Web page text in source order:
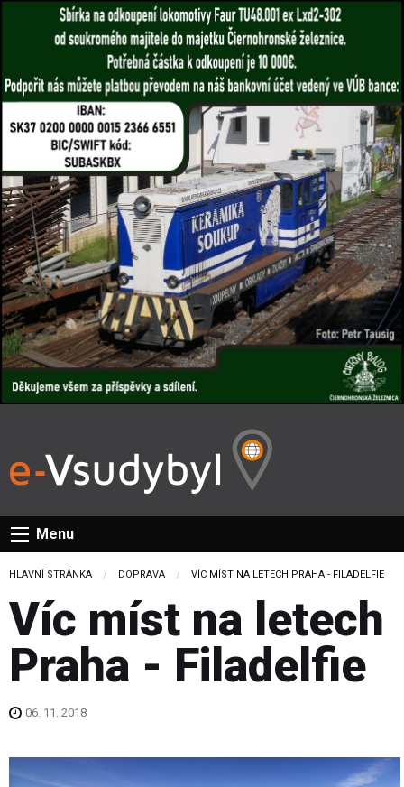
Menu
HLAVNÍ STRÁNKA DOPRAVA CURRENT:
VÍC MÍST NA LETECH PRAHA - FILADELFIE
Víc míst na letech
Praha - Filadelfie
06. 11. 2018